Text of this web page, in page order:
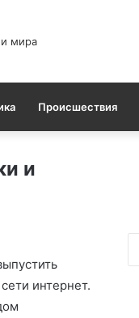
Происшествия
и
интернет.